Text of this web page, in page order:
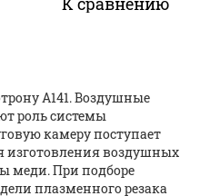
A141. Воздушные
роль системы
камеру поступает
изготовления воздушных
меди. При подборе
плазменного резака